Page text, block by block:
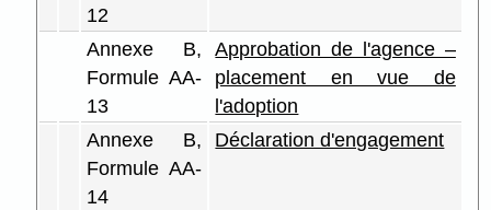
12
Annexe B,
Formule AA-
13
Approbation de l'agence –
placement en vue de
l'adoption
Annexe B,
Formule AA-
14
Déclaration d'engagement